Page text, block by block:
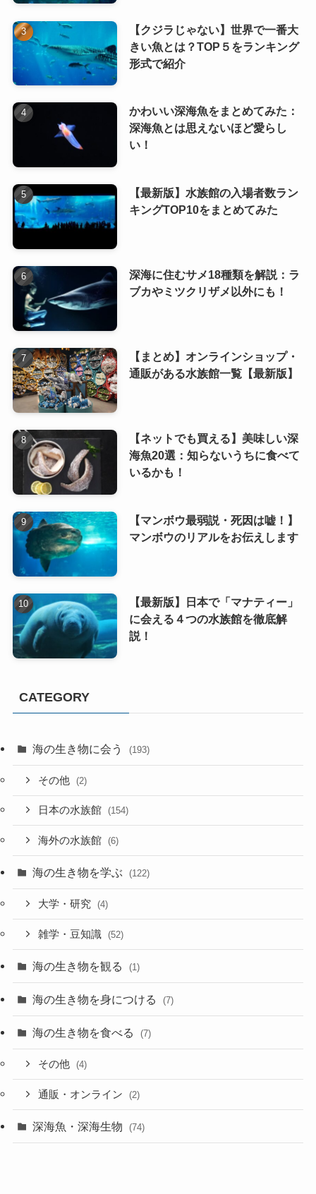
【クジラじゃない】世界で一番大
きい魚とは？TOP５をランキング
形式で紹介
かわいい深海魚をまとめてみた：
深海魚とは思えないほど愛らし
い！
【最新版】水族館の入場者数ラン
キングTOP10をまとめてみた
深海に住むサメ18種類を解説：ラ
ブカやミツクリザメ以外にも！
【まとめ】オンラインショップ・
通販がある水族館一覧【最新版】
【ネットでも買える】美味しい深
海魚20選：知らないうちに食べて
いるかも！
【マンボウ最弱説・死因は嘘！】
マンボウのリアルをお伝えします
【最新版】日本で「マナティー」
に会える４つの水族館を徹底解
説！
CATEGORY
海の生き物に会う (193)
その他 (2)
日本の水族館 (154)
海外の水族館 (6)
海の生き物を学ぶ (122)
大学・研究 (4)
雑学・豆知識 (52)
海の生き物を観る (1)
海の生き物を身につける (7)
海の生き物を食べる (7)
その他 (4)
通販・オンライン (2)
深海魚・深海生物 (74)